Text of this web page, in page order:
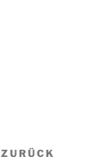
Vorheriger
ZURÜCK